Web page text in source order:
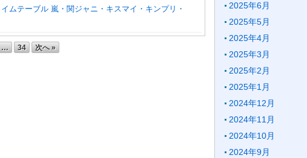
イムテーブル 嵐・関ジャニ・キスマイ・キンプリ・
… 34 次へ »
2025年6月
2025年5月
2025年4月
2025年3月
2025年2月
2025年1月
2024年12月
2024年11月
2024年10月
2024年9月